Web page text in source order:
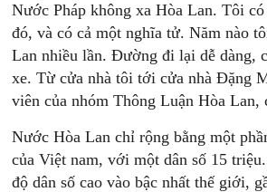
Nước Pháp không xa Hòa Lan. Tôi
đó, và có cả một nghĩa tử. Năm nào
Lan nhiều lần. Đường đi lại dễ dàng,
xe. Từ cửa nhà tôi tới cửa nhà Đặng
viên của nhóm Thông Luận Hòa Lan,
Nước Hòa Lan chỉ rộng bằng một
của Việt nam, với một dân số 15
độ dân số cao vào bậc nhất thế giới,